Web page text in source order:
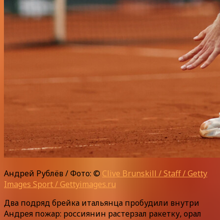
Андрей Рублёв / Фото: © Clive Brunskill / Staff / Getty
Images Sport / Gettyimages.ru
Два подряд брейка итальянца пробудили внутри
Андрея пожар: россиянин растерзал ракетку, орал